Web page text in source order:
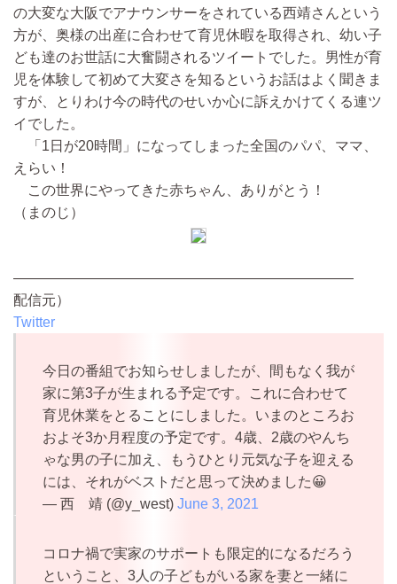
の大変な大阪でアナウンサーをされている西靖さんという
方が、奥様の出産に合わせて育児休暇を取得され、幼い子
ども達のお世話に大奮闘されるツイートでした。男性が育
児を体験して初めて大変さを知るというお話はよく聞きま
すが、とりわけ今の時代のせいか心に訴えかけてくる連ツ
イでした。
「1日が20時間」になってしまった全国のパパ、ママ、
えらい！
この世界にやってきた赤ちゃん、ありがとう！
（まのじ）
————————————————————————
配信元）
Twitter
今日の番組でお知らせしましたが、間もなく我が
家に第3子が生まれる予定です。これに合わせて
育児休業をとることにしました。いまのところお
およそ3か月程度の予定です。4歳、2歳のやんち
ゃな男の子に加え、もうひとり元気な子を迎える
には、それがベストだと思って決めました😀
— 西 靖 (@y_west) June 3, 2021
コロナ禍で実家のサポートも限定的になるだろう
ということ、3人の子どもがいる家を妻と一緒に